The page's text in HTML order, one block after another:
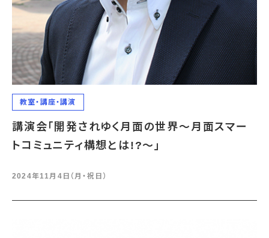
教室・講座・講演
講演会「開発されゆく月面の世界～月面スマー
トコミュニティ構想とは!?～」
2024年11月4日（月・祝日）